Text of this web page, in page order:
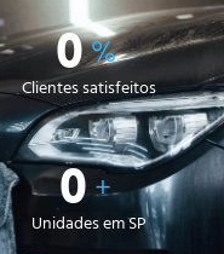
0%
Clientes satisfeitos
0+
Unidades em SP